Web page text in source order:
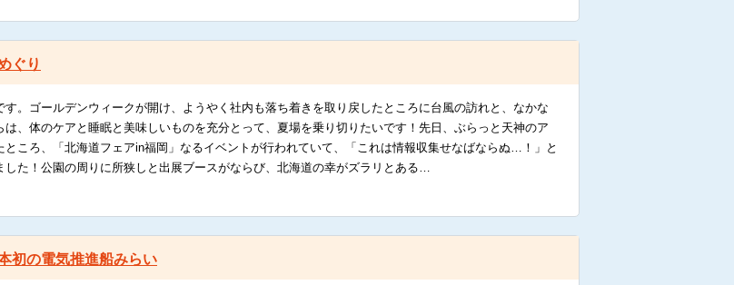
ぐり
。ゴールデンウィークが開け、ようやく社内も落ち着きを取り戻したところに台風の訪れと、なかな
、体のケアと睡眠と美味しいものを充分とって、夏場を乗り切りたいです！先日、ぶらっと天神のア
ころ、「北海道フェアin福岡」なるイベントが行われていて、「これは情報収集せなばならぬ…！」と
した！公園の周りに所狭しと出展ブースがならび、北海道の幸がズラリとある…
初の電気推進船みらい